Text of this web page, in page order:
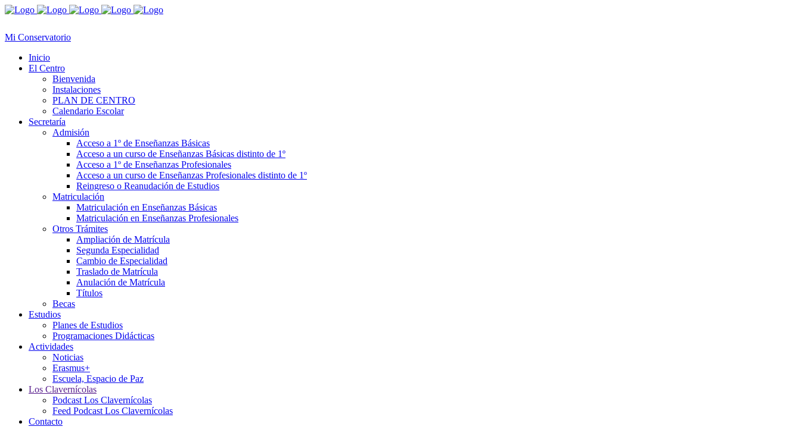
Mi Conservatorio
Inicio
El Centro
Bienvenida
Instalaciones
PLAN DE CENTRO
Calendario Escolar
Secretaría
Admisión
Acceso a 1º de Enseñanzas Básicas
Acceso a un curso de Enseñanzas Básicas distinto de 1º
Acceso a 1º de Enseñanzas Profesionales
Acceso a un curso de Enseñanzas Profesionales distinto de 1º
Reingreso o Reanudación de Estudios
Matriculación
Matriculación en Enseñanzas Básicas
Matriculación en Enseñanzas Profesionales
Otros Trámites
Ampliación de Matrícula
Segunda Especialidad
Cambio de Especialidad
Traslado de Matrícula
Anulación de Matrícula
Títulos
Becas
Estudios
Planes de Estudios
Programaciones Didácticas
Actividades
Noticias
Erasmus+
Escuela, Espacio de Paz
Los Clavernícolas
Podcast Los Clavernícolas
Feed Podcast Los Clavernícolas
Contacto